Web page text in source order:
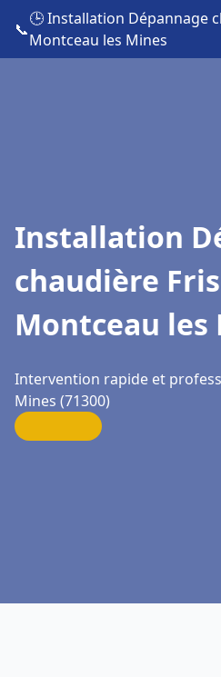
📞
🕒 Installation Dépannage
Montceau les Mines
Installation
chaudière
Montceau les
Intervention rapide et
Mines (71300)